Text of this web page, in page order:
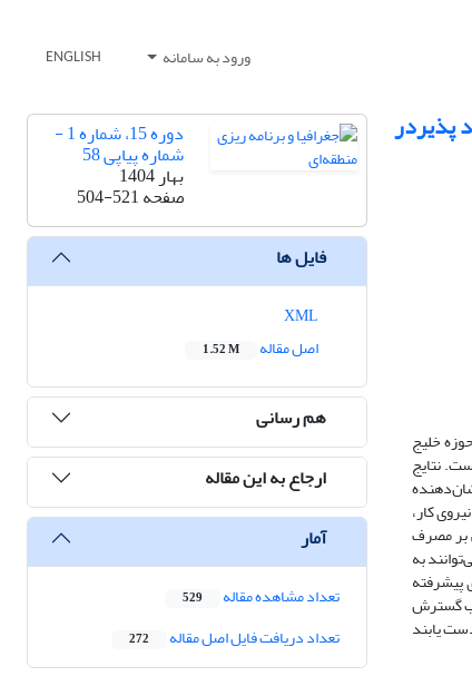
ورود به سامانه ENGLISH
پذیردر
خلیج
نتایج
کار،
بر مصرف
به
پیشرفته
گسترش
یابند
دوره 15، شماره 1 -
شماره پیاپی 58
بهار 1404
صفحه504-521
فایل ها
اصل مقاله
1.52 M
هم رسانی
ارجاع به این مقاله
آمار
تعداد مشاهده مقاله 529
تعداد دریافت فایل اصل مقاله 272